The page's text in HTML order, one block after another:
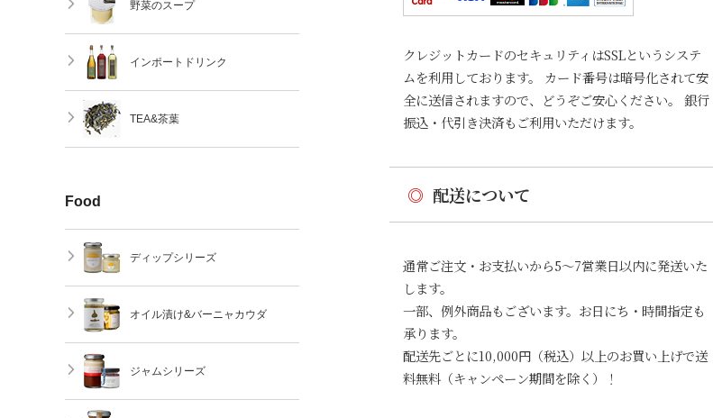
クレジットカードのセキュリティはSSLというシステ
ムを利用しております。 カード番号は暗号化されて安
全に送信されますので、どうぞご安心ください。 銀行
振込・代引き決済もご利用いただけます。
◎ 配送について
通常ご注文・お支払いから5〜7営業日以内に発送いた
します。
一部、例外商品もございます。お日にち・時間指定も
承ります。
配送先ごとに10,000円（税込）以上のお買い上げで送
料無料（キャンペーン期間を除く）！
野菜のスープ
インポートドリンク
TEA&茶葉
Food
ディップシリーズ
オイル漬け&バーニャカウダ
ジャムシリーズ